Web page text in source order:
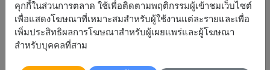
Heartfelt Sentiment
ช่อกุหลาบขาว
เริ่ม ฿1,800
Magical Taste
กระเช้าผลไม้สดพรีเมียม
คุกกี้ในส่วนการตลาด ใช้เพื่อติดตามพฤติกรรมผู้เข้าชมเว็บไซต์
เพื่อแสดงโฆษณาที่เหมาะสมสำหรับผู้ใช้งานแต่ละรายและเพื่อ
เพิ่มประสิทธิผลการโฆษณาสำหรับผู้เผยแพร่และผู้โฆษณา
สำหรับบุคคลที่สาม